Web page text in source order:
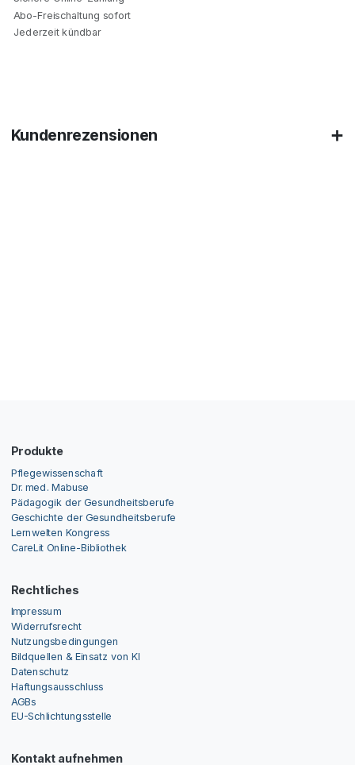
Abo-Freischaltung sofort
Jederzeit kündbar
Kundenrezensionen
Produkte
Pflegewissenschaft
Dr. med. Mabuse
Pädagogik der Gesundheitsberufe
Geschichte der Gesundheitsberufe
Lernwelten Kongress
CareLit Online-Bibliothek
Rechtliches
Impressum
Widerrufsrecht
Nutzungsbedingungen
Bildquellen & Einsatz von KI
Datenschutz
Haftungsausschluss
AGBs
EU-Schlichtungsstelle
Kontakt aufnehmen